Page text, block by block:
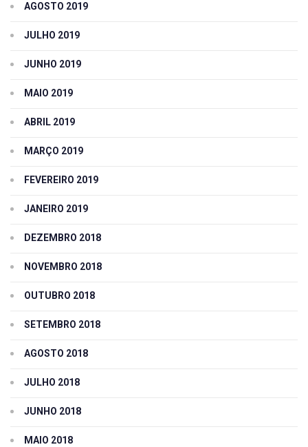
AGOSTO 2019
JULHO 2019
JUNHO 2019
MAIO 2019
ABRIL 2019
MARÇO 2019
FEVEREIRO 2019
JANEIRO 2019
DEZEMBRO 2018
NOVEMBRO 2018
OUTUBRO 2018
SETEMBRO 2018
AGOSTO 2018
JULHO 2018
JUNHO 2018
MAIO 2018